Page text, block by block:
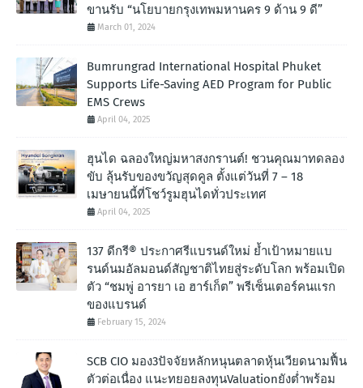
ขานรับ “นโยบายกรุงเทพมหานคร 9 ด้าน 9 ดี”
March 01, 2024
Bumrungrad International Hospital Phuket
Supports Life-Saving AED Program for Public
EMS Crews
April 04, 2025
ฮุนได ฉลองใหญ่มหาสงกรานต์! ชวนคุณมาทดลอง
ขับ ลุ้นรับของขวัญสุดคูล ตั้งแต่วันที่ 7 – 18
เมษายนนี้ที่โชว์รูมฮุนไดทั่วประเทศ
April 04, 2025
137 ดีกรี® ประกาศรีแบรนด์ใหม่ ย้ำเป้าหมายแบ
รนด์นมอัลมอนด์สัญชาติไทยสู่ระดับโลก พร้อมเปิด
ตัว “ชมพู่ อารยา เอ ฮาร์เก็ต” พรีเซ็นเตอร์คนแรก
ของแบรนด์
February 15, 2024
SCB CIO มอง3ปัจจัยหลักหนุนตลาดหุ้นเวียดนามฟื้น
ตัวต่อเนื่อง แนะทยอยลงทุนValuationยังต่ำพร้อม